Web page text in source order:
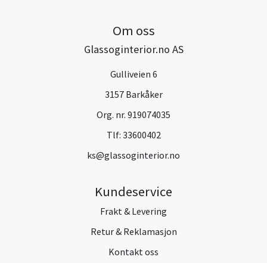
Om oss
Glassoginterior.no AS
Gulliveien 6
3157 Barkåker
Org. nr. 919074035
Tlf: 33600402
ks@glassoginterior.no
Kundeservice
Frakt & Levering
Retur & Reklamasjon
Kontakt oss